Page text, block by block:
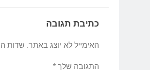
כתיבת תגובה
האימייל לא יוצג באתר. שדות
התגובה שלך *